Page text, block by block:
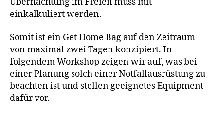
Übernachtung im Freien muss mit
einkalkuliert werden.
Somit ist ein Get Home Bag auf den Zeitraum
von maximal zwei Tagen konzipiert. In
folgendem Workshop zeigen wir auf, was bei
einer Planung solch einer Notfallausrüstung zu
beachten ist und stellen geeignetes Equipment
dafür vor.